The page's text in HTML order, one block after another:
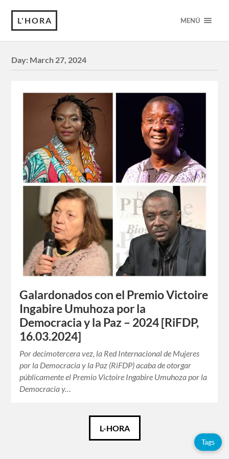
L'HORA MENÚ
Day: March 27, 2024
Galardonados con el Premio Victoire
Ingabire Umuhoza por la
Democracia y la Paz – 2024 [RiFDP,
16.03.2024]
Por decimotercera vez, la Red Internacional de Mujeres
por la Democracia y la Paz (RiFDP) acaba de otorgar
públicamente el Premio Victoire Ingabire Umuhoza por la
Democracia y…
L-HORA
Tags